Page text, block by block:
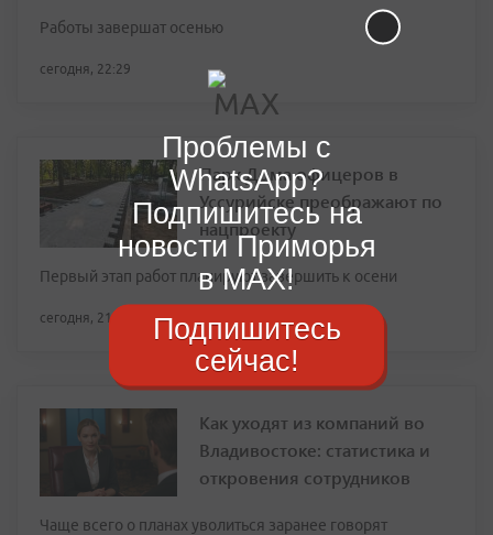
Работы завершат осенью
сегодня, 22:29
Парк Дома офицеров в
Уссурийске преображают по
нацпроекту
Первый этап работ планируют завершить к осени
сегодня, 21:32
Как уходят из компаний во
Владивостоке: статистика и
откровения сотрудников
Чаще всего о планах уволиться заранее говорят
Проблемы с
WhatsApp?
Подпишитесь на
новости Приморья
в MAX!
Подпишитесь
сейчас!